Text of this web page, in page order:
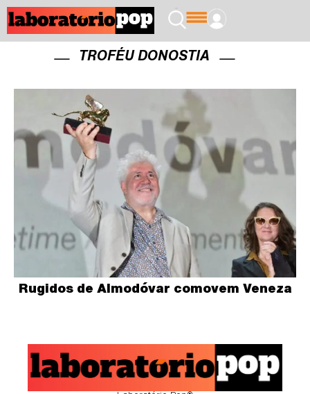
TROFÉU DONOSTIA
Rugidos de Almodóvar comovem Veneza